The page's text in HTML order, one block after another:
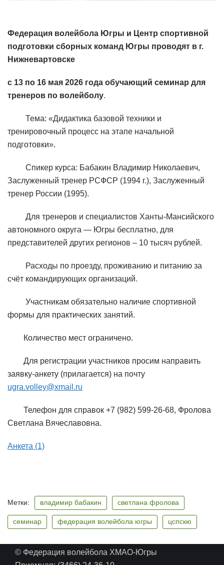
Федерация волейбола Югры и Центр спортивной
подготовки сборных команд Югры проводят в г.
Нижневартовске
с 13 по 16 мая 2026 года обучающий семинар для
тренеров по волейболу.
Тема: «Дидактика базовой техники и
тренировочный процесс на этапе начальной
подготовки».
Спикер курса: Бабакин Владимир Николаевич,
Заслуженный тренер РСФСР (1994 г.), Заслуженный
тренер России (1995).
Для тренеров и специалистов Ханты-Мансийского
автономного округа — Югры бесплатно, для
представителей других регионов – 10 тысяч рублей.
Расходы по проезду, проживанию и питанию за
счёт командирующих организаций.
Участникам обязательно наличие спортивной
формы для практических занятий.
Количество мест ограничено.
Для регистрации участников просим направить
заявку-анкету (прилагается) на почту
ugra.volley@xmail.ru
Телефон для справок +7 (982) 599-26-68, Фролова
Светлана Вячеславовна.
Анкета (1)
Метки: владимир бабакин светлана фролова
семинар федерация волейбола югры цспскю
© Федерация волейбола ХМАО-Югры